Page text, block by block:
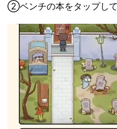
②ベンチの本をタップして